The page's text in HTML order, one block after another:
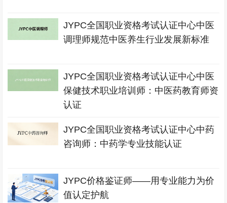
JYPC全国职业资格考试认证中心中医
调理师规范中医养生行业发展新标准
JYPC全国职业资格考试认证中心中医
保健技术职业培训师：中医药教育师资
认证
JYPC全国职业资格考试认证中心中药
咨询师：中药学专业技能认证
JYPC价格鉴证师——用专业能力为价
值认定护航